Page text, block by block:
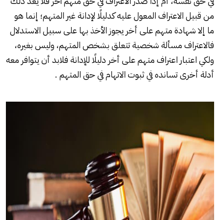
من قبيل الاعتراف المعول عليه كدليلًا لإدانة غير المتهم؛ إنما هو
ما إلا شهادة متهم على أخر يجوز الأخذ بها على سبيل الاستدلال
فالاعتراف مسألة شخصية تتعلق بشخص المتهم، وليس بغيره،
ولكي اعتبار اعتراف متهم على أخر دليلًا للإدانة فلابد أن يتوافر معه
أدلة أخرى تسانده في ثبوت الاتهام في حق المتهم .